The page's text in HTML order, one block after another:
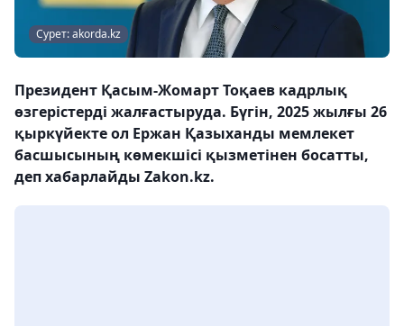
Сурет: akorda.kz
Президент Қасым-Жомарт Тоқаев кадрлық
өзгерістерді жалғастыруда. Бүгін, 2025 жылғы 26
қыркүйекте ол Ержан Қазыханды мемлекет
басшысының көмекшісі қызметінен босатты,
деп хабарлайды Zakon.kz.